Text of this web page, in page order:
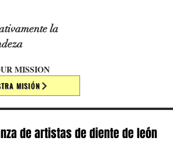
la
MISSION
MISIÓN
de artistas de diente de león